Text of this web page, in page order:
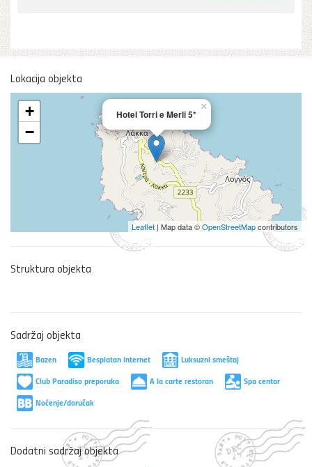
Lokacija objekta
Hotel Torri e Merli 5*
×
+
−
Leaflet | Map data ©OpenStreetMapcontributors
Struktura objekta
Sadržaj objekta
Bazen Besplatan internet
Luksuzni smeštaj
Club Paradiso preporuka
A la carte restoran
Spa centar
Noćenje/doručak
Dodatni sadržaj objekta